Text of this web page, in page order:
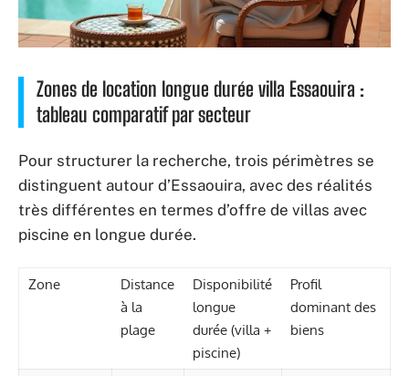
Zones de location longue durée villa Essaouira :
tableau comparatif par secteur
Pour structurer la recherche, trois périmètres se
distinguent autour d’Essaouira, avec des réalités
très différentes en termes d’offre de villas avec
piscine en longue durée.
Zone
Distance
à la
plage
Disponibilité
longue
durée (villa +
piscine)
Profil
dominant des
biens